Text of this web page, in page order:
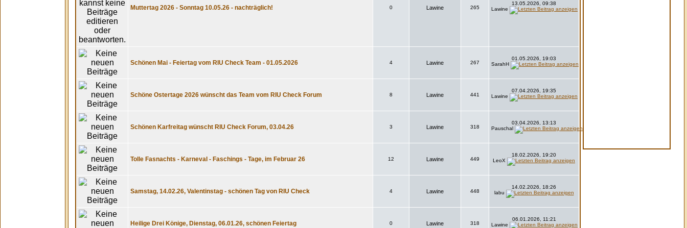
Muttertag 2026 - Sonntag 10.05.26 - nachträglich! 0 Lawine 265
13.05.2026, 09:38
Lawine
Schönen Mai - Feiertag vom RIU Check Team - 01.05.2026 4 Lawine 267
01.05.2026, 19:03
SarahH
Schöne Ostertage 2026 wünscht das Team vom RIU Check Forum 8 Lawine 441
07.04.2026, 19:35
Lawine
Schönen Karfreitag wünscht RIU Check Forum, 03.04.26 3 Lawine 318
03.04.2026, 13:13
Pauschal
Tolle Fasnachts - Karneval - Faschings - Tage, im Februar 26 12 Lawine 449
18.02.2026, 19:20
LeoX
Samstag, 14.02.26, Valentinstag - schönen Tag von RIU Check 4 Lawine 448
14.02.2026, 18:26
labu
Heilige Drei Könige, Dienstag, 06.01.26, schönen Feiertag 0 Lawine 318
06.01.2026, 11:21
Lawine